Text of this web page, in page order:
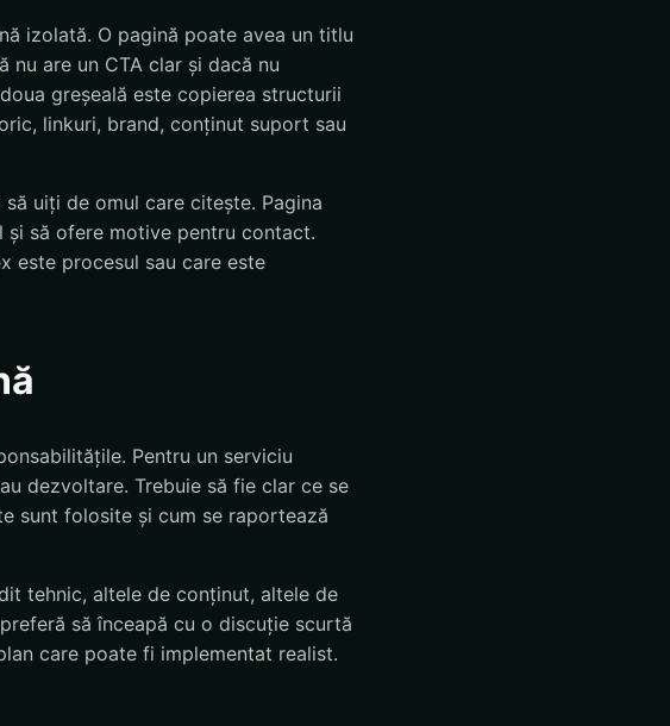
izolată. O pagină poate avea un titlu
nu are un CTA clar și dacă nu
greșeală este copierea structurii
linkuri, brand, conținut suport sau
uiți de omul care citește. Pagina
și să ofere motive pentru contact.
este procesul sau care este
Pentru un serviciu
dezvoltare. Trebuie să fie clar ce se
sunt folosite și cum se raportează
tehnic, altele de conținut, altele de
să înceapă cu o discuție scurtă
care poate fi implementat realist.